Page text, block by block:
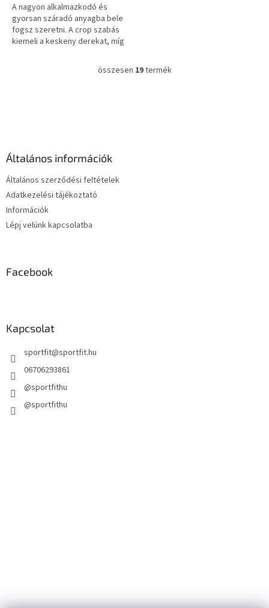
A nagyon alkalmazkodó és
gyorsan száradó anyagba bele
fogsz szeretni. A crop szabás
kiemeli a keskeny derekat, míg
kitűnni a gyönyörű vállaid.
L
összesen 19termék
Általános információk
Általános szerződési feltételek
Adatkezelési tájékoztató
Információk
Lépj velünk kapcsolatba
Facebook
Kapcsolat
sportfit@sportfit.hu
06706293861
@sportfithu
@sportfithu